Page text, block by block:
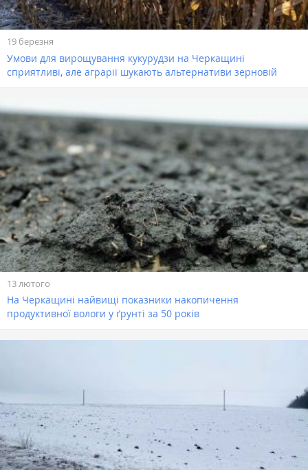
19 березня
Умови для вирощування кукурудзи на Черкащині
сприятливі, але аграрії шукають альтернативи зерновій
13 лютого
На Черкащині найвищі показники накопичення
продуктивної вологи у ґрунті за 50 років